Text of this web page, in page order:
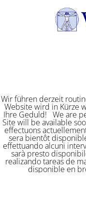
Wir führen derzeit
Website wird in Kürze
Ihre Geduld! We are
Site will be available
effectuons
sera bientôt
effettuando alcuni
sarà presto
realizando tareas de
disponible en